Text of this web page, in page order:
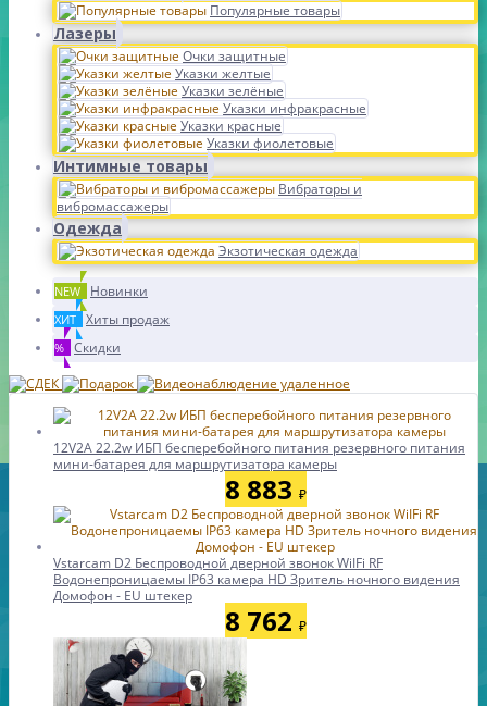
Популярные товары
Лазеры
Очки защитные
Указки желтые
Указки зелёные
Указки инфракрасные
Указки красные
Указки фиолетовые
Интимные товары
Вибраторы и
вибромассажеры
Одежда
Экзотическая одежда
NEW Новинки
ХИТ Хиты продаж
% Скидки
12V2A 22.2w ИБП бесперебойного питания резервного питания
мини-батарея для маршрутизатора камеры
8 883 ₽
Vstarcam D2 Беспроводной дверной звонок WiIFi RF
Водонепроницаемы IP63 камера HD Зритель ночного видения
Домофон - EU штекер
8 762 ₽